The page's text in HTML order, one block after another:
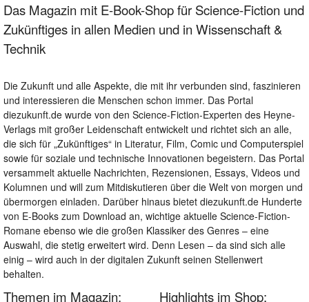
Das Magazin mit E-Book-Shop für Science-Fiction und
Zukünftiges in allen Medien und in Wissenschaft &
Technik
Die Zukunft und alle Aspekte, die mit ihr verbunden sind, faszinieren
und interessieren die Menschen schon immer. Das Portal
diezukunft.de wurde von den Science-Fiction-Experten des Heyne-
Verlags mit großer Leidenschaft entwickelt und richtet sich an alle,
die sich für „Zukünftiges“ in Literatur, Film, Comic und Computerspiel
sowie für soziale und technische Innovationen begeistern. Das Portal
versammelt aktuelle Nachrichten, Rezensionen, Essays, Videos und
Kolumnen und will zum Mitdiskutieren über die Welt von morgen und
übermorgen einladen. Darüber hinaus bietet diezukunft.de Hunderte
von E-Books zum Download an, wichtige aktuelle Science-Fiction-
Romane ebenso wie die großen Klassiker des Genres – eine
Auswahl, die stetig erweitert wird. Denn Lesen – da sind sich alle
einig – wird auch in der digitalen Zukunft seinen Stellenwert
behalten.
Themen im Magazin: Highlights im Shop: